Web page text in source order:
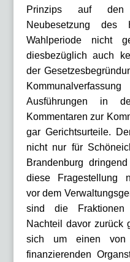
Prinzips auf den
Neubesetzung
Wahlperiode nicht
diesbezüglich auch
der
Ausführungen in
Kommentaren zur
gar Gerichtsurteile.
nicht nur für
Brandenburg
diese Fragestellung
vor dem
sind die
Nachteil davor zurück
sich um einen von
finanzierenden